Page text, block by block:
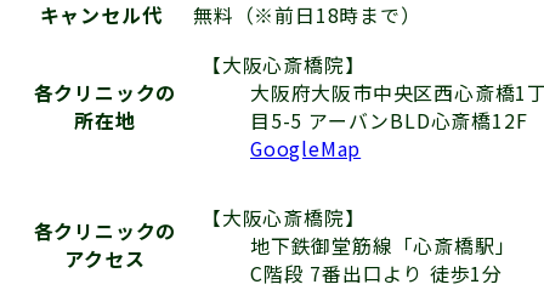
キャンセル代 無料（※前日18時まで）
各クリニックの
所在地
【大阪心斎橋院】
大阪府大阪市中央区西心斎橋1
目5-5 アーバンBLD心斎橋12F
GoogleMap
各クリニックの
アクセス
【大阪心斎橋院】
地下鉄御堂筋線「心斎橋駅」
C階段 7番出口より 徒歩1分